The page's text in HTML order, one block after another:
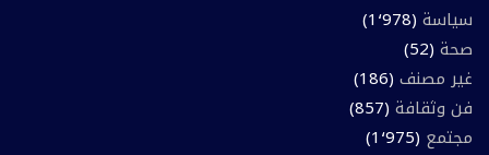
سياسة (1٬978)
صحة (52)
غير مصنف (186)
فن وثقافة (857)
مجتمع (1٬975)